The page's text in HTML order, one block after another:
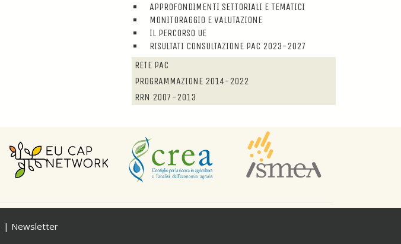
APPROFONDIMENTI SETTORIALI E TEMATICI
MONITORAGGIO E VALUTAZIONE
IL PERCORSO UE
RISULTATI CONSULTAZIONE PAC 2023-2027
RETE PAC
PROGRAMMAZIONE 2014-2022
RRN 2007-2013
Newsletter